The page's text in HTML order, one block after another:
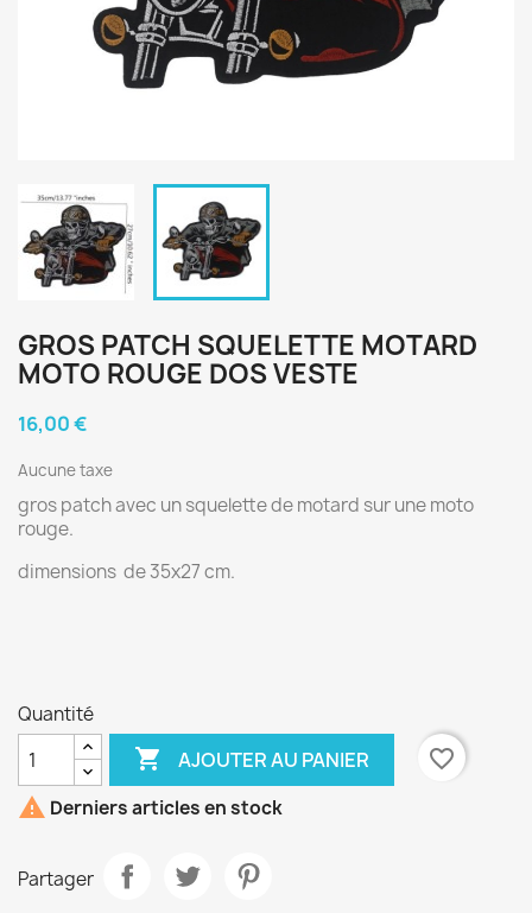
GROS PATCH SQUELETTE MOTARD
MOTO ROUGE DOS VESTE
16,00 €
Aucune taxe
gros patch avec un squelette de motard sur une moto
rouge.
dimensions de 35x27 cm.
Quantité
 AJOUTER AU PANIER
favorite_border
 Derniers articles en stock
Partager